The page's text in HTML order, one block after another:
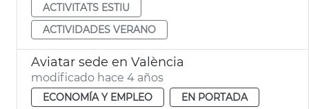
ACTIVITATS ESTIU
ACTIVIDADES VERANO
Aviatar sede en València
modificado hace 4 años
ECONOMÍA Y EMPLEO
EN PORTADA